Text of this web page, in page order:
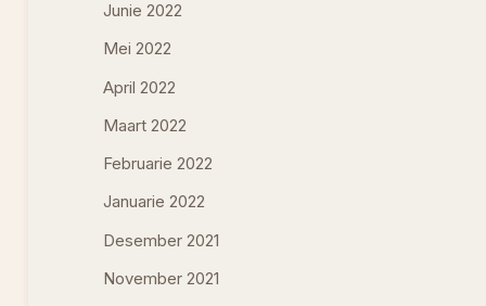
Junie 2022
Mei 2022
April 2022
Maart 2022
Februarie 2022
Januarie 2022
Desember 2021
November 2021